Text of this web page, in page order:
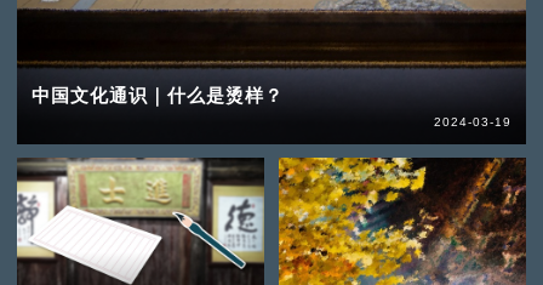
中国文化通识｜什么是烫样？
2024-03-19